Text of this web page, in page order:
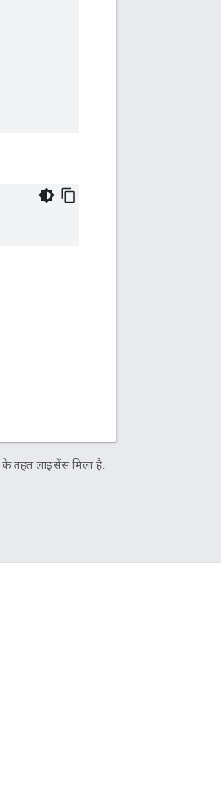
के तहत लाइसेंस मिला है.